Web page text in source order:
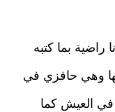
راضية بما كتبه
وهي حافزي في
في العيش كما